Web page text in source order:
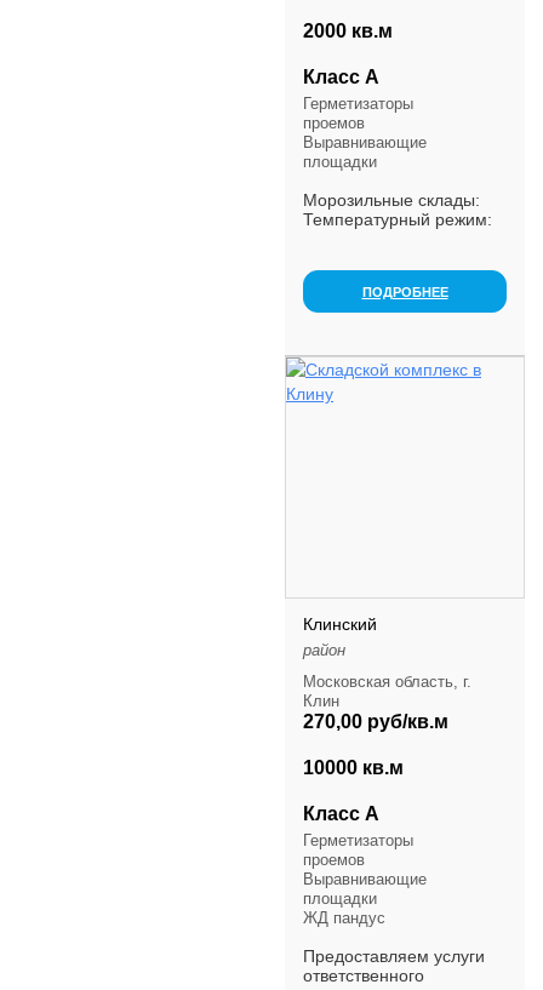
2000 кв.м
Класс А
Герметизаторы
проемов
Выравнивающие
площадки
Морозильные склады:
Температурный режим:
стеллажных уровней: 4
Типы стеллажей:
набивные и прямого
ПОДРОБНЕЕ
Клинский
район
Московская область, г.
Клин
270,00 руб/кв.м
10000 кв.м
Класс А
Герметизаторы
проемов
Выравнивающие
площадки
ЖД пандус
Предоставляем услуги
ответственного